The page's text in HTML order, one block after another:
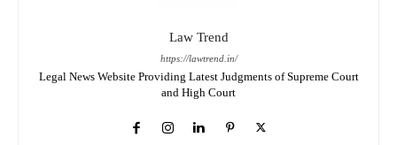
Law Trend
https://lawtrend.in/
Legal News Website Providing Latest Judgments of Supreme Court
and High Court